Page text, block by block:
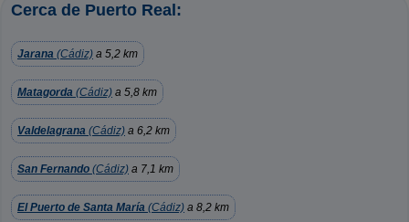
Cerca de Puerto Real:
Jarana (Cádiz) a 5,2 km
Matagorda (Cádiz) a 5,8 km
Valdelagrana (Cádiz) a 6,2 km
San Fernando (Cádiz) a 7,1 km
El Puerto de Santa María (Cádiz) a 8,2 km